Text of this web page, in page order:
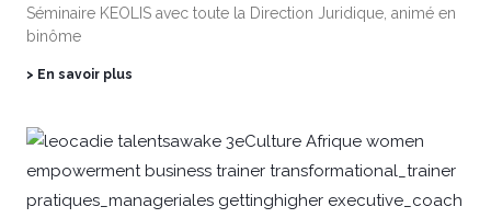
Séminaire KEOLIS avec toute la Direction Juridique, animé en
binôme
> En savoir plus